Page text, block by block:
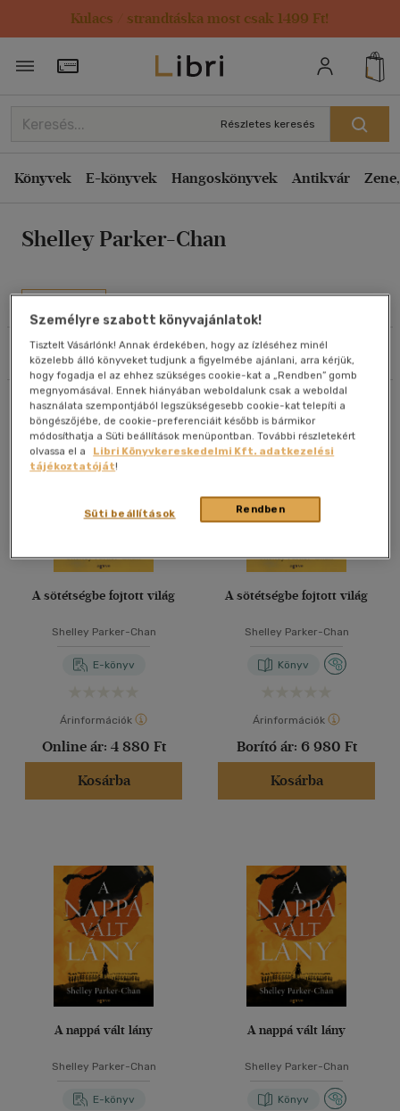
Kulacs / strandtáska most csak 1499 Ft!
Törzsvásárlói Kártya adatai
Részletes keresés
Könyvek E-könyvek Hangoskönyvek Antikvár
Shelley Parker-Chan
Szűrés Rendezés
Rendezés
Kiadás éve szerint csökkenő
Ár szerint csökkenő
Eladott darabszám szerint csökkenő
Cím szerint A-Z
Szerző szerint A-Z
Megjelenítés
20 db / oldal
40 db / oldal
Alkalmaz
Összesen4db
A sötétségbe fojtott világ
Shelley Parker-Chan
E-könyv
Árinformációk
Online ár: 4 880 Ft
Kosárba
A sötétségbe fojtott világ
Shelley Parker-Chan
Könyv
Árinformációk
Borító ár: 6 980 Ft
Kosárba
A nappá vált lány
Shelley Parker-Chan
E-könyv
A nappá vált lány
Shelley Parker-Chan
Könyv
Személyre szabott könyvajánlatok!
Tisztelt Vásárlónk! Annak érdekében, hogy az ízléséhez minél
közelebb álló könyveket tudjunk a figyelmébe ajánlani, arra kérjük,
hogy fogadja el az ehhez szükséges cookie-kat a „Rendben” gomb
megnyomásával. Ennek hiányában weboldalunk csak a weboldal
használata szempontjából legszükségesebb cookie-kat telepíti a
böngészőjébe, de cookie-preferenciáit később is bármikor
módosíthatja a Süti beállítások menüpontban. További részletekért
olvassa el a
Libri Könyvkereskedelmi Kft. adatkezelési
tájékoztatóját!
Rendben
Süti beállítások